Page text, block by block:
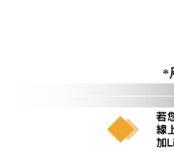
*
台
彰化、南投、雲林
@dershin）
訂購前請確認商品尺寸，
狀態與完整包裝。鑑賞期
台北市、新北市地區固定
本公司部份商品無維修服
為因素導致商品損壞、零